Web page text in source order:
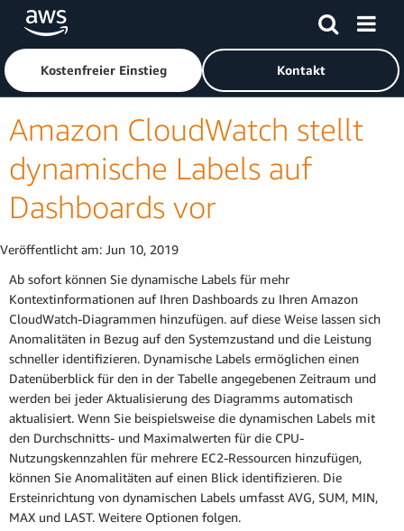
Überspringen zum Hauptinhalt
Klicken Sie hier, um zur Amazon Web Services-Startseite
Kostenfreier Einstieg Kontakt
Amazon CloudWatch stellt
dynamische Labels auf
Dashboards vor
Veröffentlicht am: Jun 10, 2019
Ab sofort können Sie dynamische Labels für mehr
Kontextinformationen auf Ihren Dashboards zu Ihren Amazon
CloudWatch-Diagrammen hinzufügen. auf diese Weise lassen sich
Anomalitäten in Bezug auf den Systemzustand und die Leistung
schneller identifizieren. Dynamische Labels ermöglichen einen
Datenüberblick für den in der Tabelle angegebenen Zeitraum und
werden bei jeder Aktualisierung des Diagramms automatisch
aktualisiert. Wenn Sie beispielsweise die dynamischen Labels mit
den Durchschnitts- und Maximalwerten für die CPU-
Nutzungskennzahlen für mehrere EC2-Ressourcen hinzufügen,
können Sie Anomalitäten auf einen Blick identifizieren. Die
Ersteinrichtung von dynamischen Labels umfasst AVG, SUM, MIN,
MAX und LAST. Weitere Optionen folgen.